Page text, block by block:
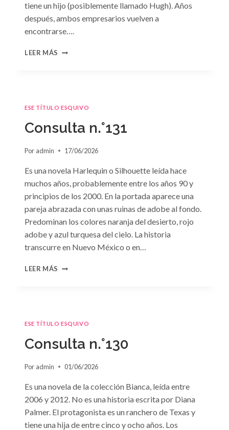
tiene un hijo (posiblemente llamado Hugh). Años
después, ambos empresarios vuelven a
encontrarse….
LEER MÁS CONSULTA
ESE TÍTULO ESQUIVO
Consulta n.°131
Por admin 17/06/2026
Es una novela Harlequin o Silhouette leída hace
muchos años, probablemente entre los años 90 y
principios de los 2000. En la portada aparece una
pareja abrazada con unas ruinas de adobe al fondo.
Predominan los colores naranja del desierto, rojo
adobe y azul turquesa del cielo. La historia
transcurre en Nuevo México o en…
LEER MÁS CONSULTA
ESE TÍTULO ESQUIVO
Consulta n.°130
Por admin 01/06/2026
Es una novela de la colección Bianca, leída entre
2006 y 2012. No es una historia escrita por Diana
Palmer. El protagonista es un ranchero de Texas y
tiene una hija de entre cinco y ocho años. Los